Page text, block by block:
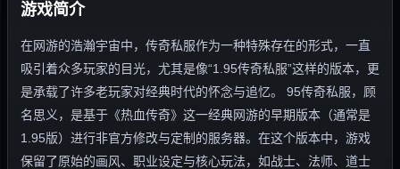
游戏简介
在网游的浩瀚宇宙中，传奇私服作为一种特殊存在的形式，一直
吸引着众多玩家的目光，尤其是像“1.95传奇私服”这样的版本，更
是承载了许多老玩家对经典时代的怀念与追忆。 95传奇私服，顾
名思义，是基于《热血传奇》这一经典网游的早期版本（通常是
1.95版）进行非官方修改与定制的服务器。在这个版本中，游戏
保留了原始的画风、职业设定与核心玩法，如战士、法师、道士